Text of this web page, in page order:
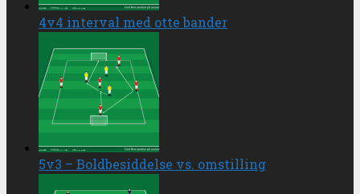
4v4 interval med otte bander
5v3 – Boldbesiddelse vs. omstilling